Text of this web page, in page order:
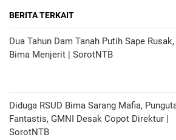
BERITA TERKAIT
Dua Tahun Dam Tanah Putih Sape
Bima Menjerit | SorotNTB
Diduga RSUD Bima Sarang Mafia,
Fantastis, GMNI Desak Copot Direktur |
SorotNTB